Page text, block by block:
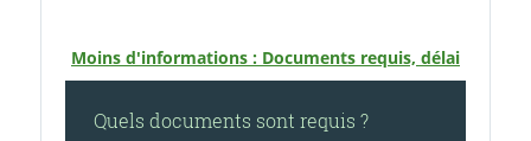
Moins d'informations : Documents requis, délai
Quels documents sont requis ?